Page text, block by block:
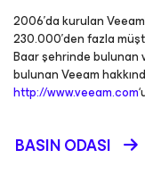
2006’da kurulan
230.000’den fazla
Baar şehrinde bulunan
bulunan Veeam
http://www.veeam.com
BASIN ODASI